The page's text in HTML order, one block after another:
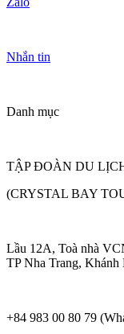
Nhắn tin
Danh mục
TẬP ĐOÀN DU
(CRYSTAL BAY
Lầu 12A, Toà nhà
TP Nha Trang, Khánh
+84 983 00 80 79